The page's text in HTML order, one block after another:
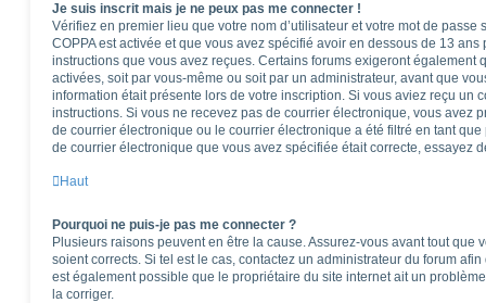
Je suis inscrit mais je ne peux pas me connecter !
Vérifiez en premier lieu que votre nom d’utilisateur et votre mot de
COPPA est activée et que vous avez spécifié avoir en dessous de 13
instructions que vous avez reçues. Certains forums exigeront également
activées, soit par vous-même ou soit par un administrateur, avant que
information était présente lors de votre inscription. Si vous aviez reçu un
instructions. Si vous ne recevez pas de courrier électronique, vous avez
de courrier électronique ou le courrier électronique a été filtré en tant
de courrier électronique que vous avez spécifiée était correcte, essayez
Haut
Pourquoi ne puis-je pas me connecter ?
Plusieurs raisons peuvent en être la cause. Assurez-vous avant tout que
soient corrects. Si tel est le cas, contactez un administrateur du forum
est également possible que le propriétaire du site internet ait un
la corriger.